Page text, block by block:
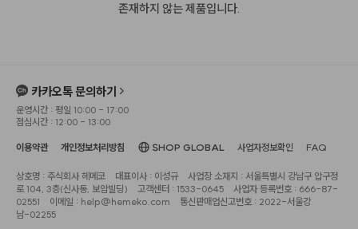
존재하지 않는 제품입니다.
카카오톡 문의하기
운영시간 : 평일 10:00 - 17:00
점심시간 : 12:00 - 13:00
이용약관 개인정보처리방침 SHOP GLOBAL 사업자정보확인 FAQ
상호명 : 주식회사 헤메코 대표이사 : 이성규
사업장 소재지 : 서울특별시 강남구 압구정
로 104, 3층(신사동, 보암빌딩)
고객센터 : 1533-0645
사업자 등록번호 : 666-87-
02551
이메일 : help@hemeko.com
통신판매업신고번호 : 2022-서울강
남-02255